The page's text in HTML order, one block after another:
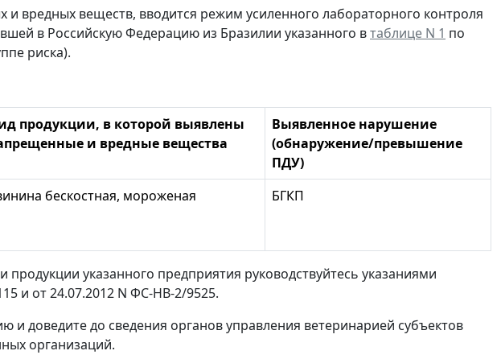
вредных веществ, вводится режим усиленного лабораторного контроля
в Российскую Федерацию из Бразилии указанного втаблице N 1 по
риска).
продукции, в которой выявлены
и вредные вещества
Выявленное нарушение
(обнаружение/превышение
ПДУ)
бескостная, мороженая БГКП
указанного предприятия руководствуйтесь указаниями
и от 24.07.2012 N ФС-НВ-2/9525.
доведите до сведения органов управления ветеринарией субъектов
организаций.